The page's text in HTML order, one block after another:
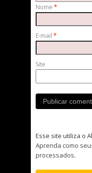
Nome *
E-mail *
Site
Esse site utiliza o
Aprenda como
processados.